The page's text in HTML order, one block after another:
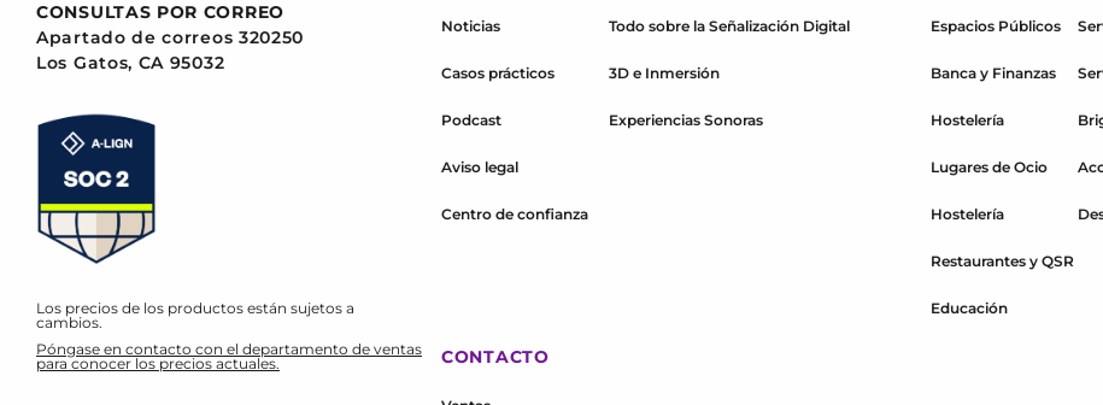
CONSULTAS POR CORREO
Apartado de correos 320250
Los Gatos, CA 95032
Los precios de los productos están sujetos a
cambios.
Póngase en contacto con el departamento de ventas
para conocer los precios actuales.
Noticias
Casos prácticos
Podcast
Aviso legal
Centro de confianza
Todo sobre la Señalización Digital
3D e Inmersión
Experiencias Sonoras
Espacios Públicos
Banca y Finanzas
Hostelería
Lugares de Ocio
Hostelería
Restaurantes y QSR
Educación
CONTACTO